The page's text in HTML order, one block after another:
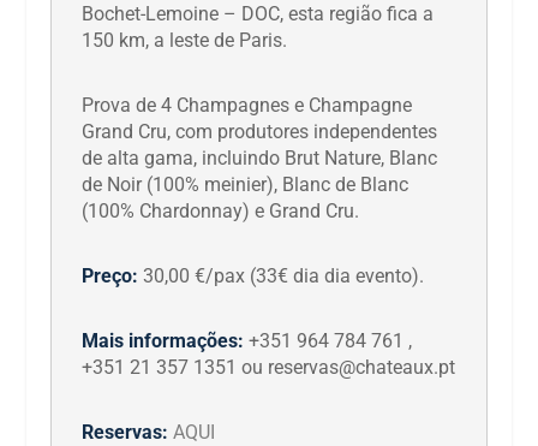
Bochet-Lemoine – DOC, esta região fica a
150 km, a leste de Paris.
Prova de 4 Champagnes e Champagne
Grand Cru, com produtores independentes
de alta gama, incluindo Brut Nature, Blanc
de Noir (100% meinier), Blanc de Blanc
(100% Chardonnay) e Grand Cru.
Preço:30,00 €/pax (33€ dia dia evento).
Mais informações: +351 964 784 761 ,
+351 21 357 1351 ou reservas@chateaux.pt
Reservas: AQUI